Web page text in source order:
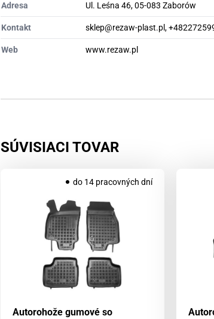
Adresa Ul. Leśna 46, 05-083 Zaborów
Kontakt sklep@rezaw-plast.pl,
Web www.rezaw.pl
SÚVISIACI TOVAR
do 14 pracovných dní
Autorohože gumové so